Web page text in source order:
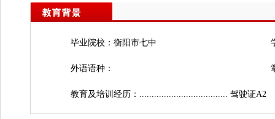
毕业院校：衡阳市七中
外语语种：
教育及培训经历：.................................... 驾驶证A2